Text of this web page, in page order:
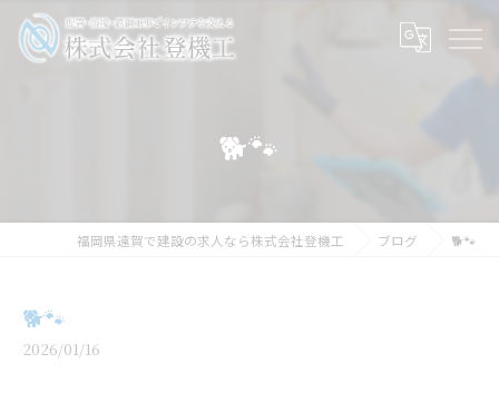
🐕🐾
福岡県遠賀で建設の求人なら株式会社登機工 ブログ 🐕🐾
🐕🐾
2026/01/16